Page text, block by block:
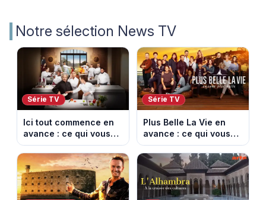
Notre sélection News TV
Série TV
Ici tout commence en
avance : ce qui vous
attend la semaine du
10 au 14 août 2026
(spoiler)
Série TV
Plus Belle La Vie en
avance : ce qui vous
attend la semaine du
10 au 14 août 2026
(spoiler)